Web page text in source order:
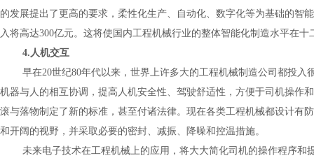
的发展提出了更高的要求，柔性化生产、自动化、数字化等为基础的智
入将高达300亿元。这将使国内工程机械行业的整体智能化制造水平在十
4. 人机交互
早在20世纪80年代以来，世界上许多大的工程机械制造公司都投入
机器与人的相互协调，提高人机安全性、驾驶舒适性，方便于司机操作
滚与落物制定了新的标准，甚至付诸法律。现在各类工程机械都设计有
和开阔的视野，并采取必要的密封、减振、降噪和控温措施。
未来电子技术在工程机械上的应用，将大大简化司机的操作程序和